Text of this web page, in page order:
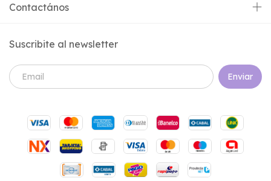
Contactános
Suscribite al newsletter